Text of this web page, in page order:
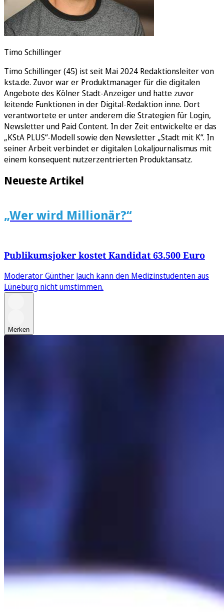
Timo Schillinger
Timo Schillinger (45) ist seit Mai 2024 Redaktionsleiter von
ksta.de. Zuvor war er Produktmanager für die digitalen
Angebote des Kölner Stadt-Anzeiger und hatte zuvor
leitende Funktionen in der Digital-Redaktion inne. Dort
verantwortete er unter anderem die Strategien für Login,
Newsletter und Paid Content. In der Zeit entwickelte er das
„KStA PLUS“-Modell sowie den Newsletter „Stadt mit K“. In
seiner Arbeit verbindet er digitalen Lokaljournalismus mit
einem konsequent nutzerzentrierten Produktansatz.
Neueste Artikel
„Wer wird Millionär?“
Publikumsjoker kostet Kandidat 63.500 Euro
Moderator Günther Jauch kann den Medizinstudenten aus
Lüneburg nicht umstimmen.
Merken